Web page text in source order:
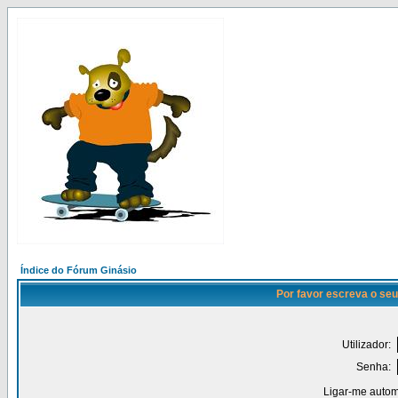
Índice do Fórum Ginásio
Por favor escreva o
Utilizador:
Senha:
Ligar-me